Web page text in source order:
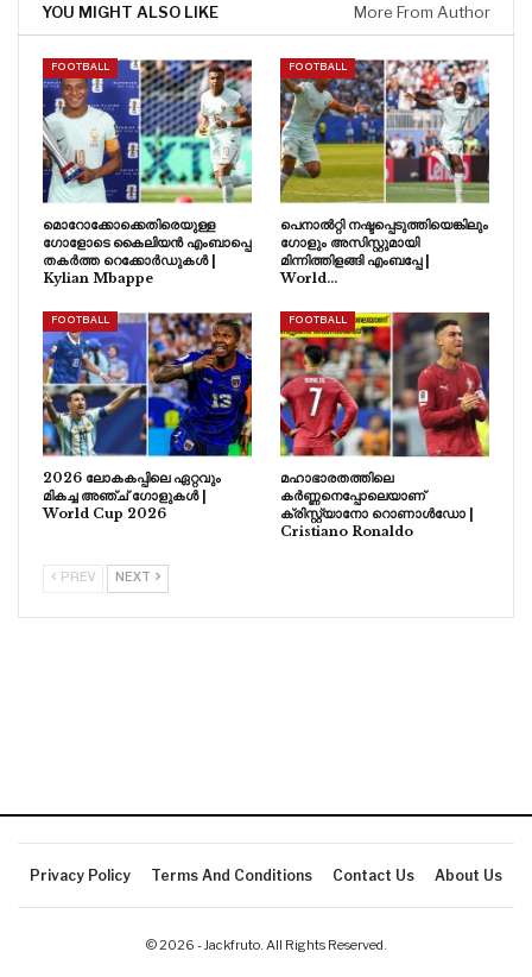
YOU MIGHT ALSO LIKE More From Author
FOOTBALL
മൊറോക്കോക്കെതിരെയുള്ള
ഗോളോടെ കൈലിയൻ എംബാപ്പെ
തകർത്ത റെക്കോർഡുകൾ |
Kylian Mbappe
FOOTBALL
പെനാൽറ്റി നഷ്ടപ്പെടുത്തിയെങ്കിലും
ഗോളും അസിസ്റ്റുമായി
മിന്നിത്തിളങ്ങി എംബപ്പേ |
World…
FOOTBALL
2026 ലോകകപ്പിലെ ഏറ്റവും
മികച്ച അഞ്ച് ഗോളുകൾ |
World Cup 2026
FOOTBALL
മഹാഭാരതത്തിലെ
കർണ്ണനെപ്പോലെയാണ്
ക്രിസ്റ്റ്യാനോ റൊണാൾഡോ |
Cristiano Ronaldo
PREV NEXT
Privacy Policy Terms And Conditions Contact Us About Us
© 2026 - Jackfruto. All Rights Reserved.